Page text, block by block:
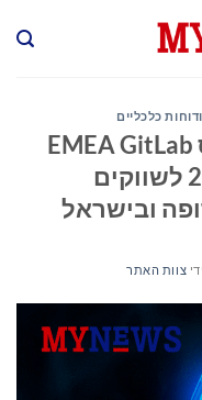
כלכליים
Cloudfresh זכתה בפרס EMEA GitLab
Partner לשנת 2025 לשווקים
ובישראל
צוות האתר